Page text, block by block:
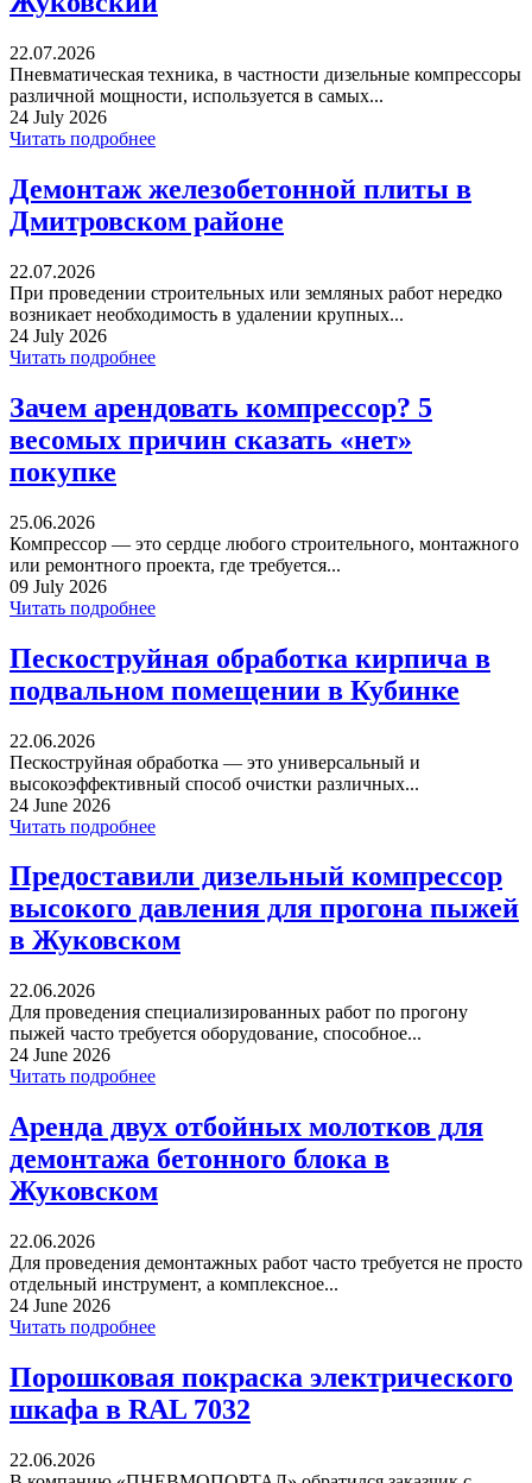
22.07.2026
Пневматическая техника, в частности дизельные компрессоры
различной мощности, используется в самых...
24 July 2026
Читать подробнее
Демонтаж железобетонной плиты в
Дмитровском районе
22.07.2026
При проведении строительных или земляных работ нередко
возникает необходимость в удалении крупных...
24 July 2026
Читать подробнее
Зачем арендовать компрессор? 5
весомых причин сказать «нет»
покупке
25.06.2026
Компрессор — это сердце любого строительного, монтажного
или ремонтного проекта, где требуется...
09 July 2026
Читать подробнее
Пескоструйная обработка кирпича в
подвальном помещении в Кубинке
22.06.2026
Пескоструйная обработка — это универсальный и
высокоэффективный способ очистки различных...
24 June 2026
Читать подробнее
Предоставили дизельный компрессор
высокого давления для прогона пыжей
в Жуковском
22.06.2026
Для проведения специализированных работ по прогону
пыжей часто требуется оборудование, способное...
24 June 2026
Читать подробнее
Аренда двух отбойных молотков для
демонтажа бетонного блока в
Жуковском
22.06.2026
Для проведения демонтажных работ часто требуется не просто
отдельный инструмент, а комплексное...
24 June 2026
Читать подробнее
Порошковая покраска электрического
шкафа в RAL 7032
22.06.2026